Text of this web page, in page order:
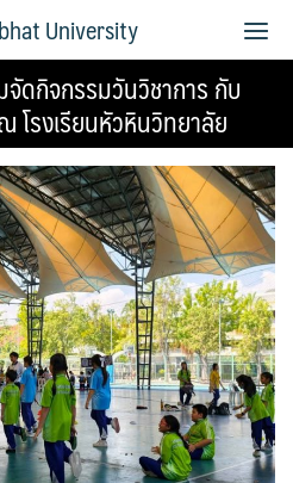
University
ดกิจกรรมวันวิชาการ กับ
โรงเรียนหัวหินวิทยาลัย